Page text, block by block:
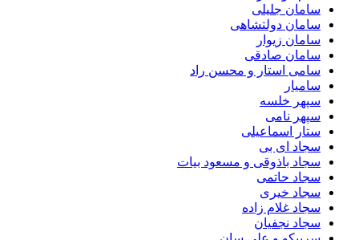
سامان جلیلی
سامان دولتشاهی
سامان زیوار
سامان صادقی
سامی استار و محسن راد
سامیار
سپهر خلسه
سپهر نامی
ستار اسماعیلی
سجاد ای بی
سجاد باذوقی و مسعود بیات
سجاد حاتمی
سجاد خیری
سجاد غلام زاده
سجاد نجفیان